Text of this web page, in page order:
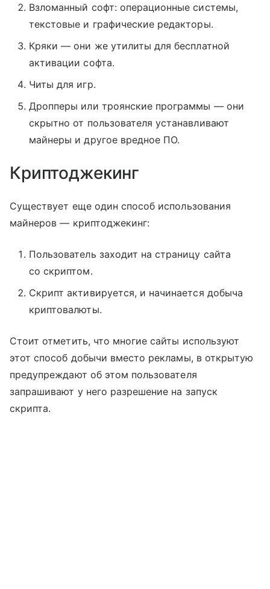
Взломанный софт: операционные системы,
текстовые и графические редакторы.
Кряки — они же утилиты для бесплатной
активации софта.
Читы для игр.
Дропперы или троянские программы — они
скрытно от пользователя устанавливают
майнеры и другое вредное ПО.
Криптоджекинг
Существует еще один способ использования
майнеров — криптоджекинг:
Пользователь заходит на страницу сайта
со скриптом.
Скрипт активируется, и начинается добыча
криптовалюты.
Стоит отметить, что многие сайты используют
этот способ добычи вместо рекламы, в открытую
предупреждают об этом пользователя
запрашивают у него разрешение на запуск
скрипта.